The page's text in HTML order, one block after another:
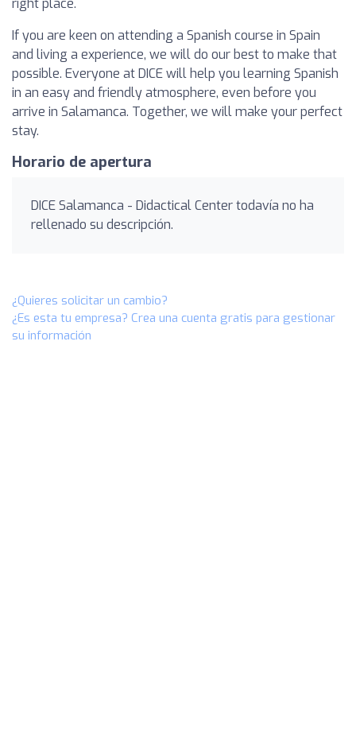
right place.
If you are keen on attending a Spanish course in Spain
and living a experience, we will do our best to make that
possible. Everyone at DICE will help you learning Spanish
in an easy and friendly atmosphere, even before you
arrive in Salamanca. Together, we will make your perfect
stay.
Horario de apertura
DICE Salamanca - Didactical Center todavía no ha
rellenado su descripción.
¿Quieres solicitar un cambio?
¿Es esta tu empresa? Crea una cuenta gratis para gestionar
su información